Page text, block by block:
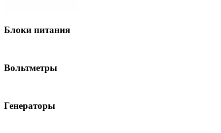
Блоки питания
Вольтметры
Генераторы